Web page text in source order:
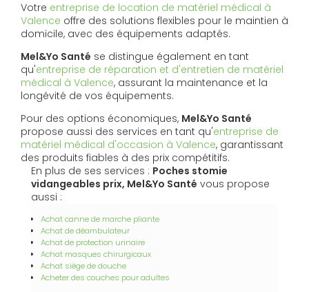
Votre entreprise de location de matériel médical à
Valence offre des solutions flexibles pour le maintien à
domicile, avec des équipements adaptés.
Mel&Yo Santé se distingue également en tant
qu'entreprise de réparation et d'entretien de matériel
médical à Valence, assurant la maintenance et la
longévité de vos équipements.
Pour des options économiques, Mel&Yo Santé
propose aussi des services en tant qu'entreprise de
matériel médical d'occasion à Valence, garantissant
des produits fiables à des prix compétitifs.
En plus de ses services : Poches stomie
vidangeables prix, Mel&Yo Santé vous propose
aussi :
Achat canne de marche pliante
Achat de déambulateur
Achat de protection urinaire
Achat masques chirurgicaux
Achat siège de douche
Acheter des couches pour adultes